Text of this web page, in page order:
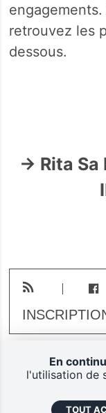
retrouvez les
dessous.
→ Rita Sa
Plan du site
En
l'utilisation de
TOUT